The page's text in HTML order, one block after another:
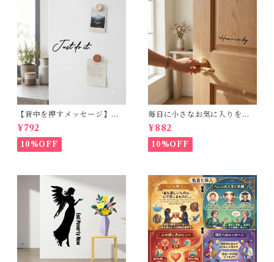
【背中を押すメッセージ】ウ
ォールステッカー：Just do it.
（横幅10cm）手書き風 カッ
ティングステッカー・転写シ
ール
¥792
10%OFF
毎日に小さなお気に入りを。
Have a nice day. おしゃれな
カリグラフィー風 転写ウォー
ルステッカー (幅15cm)
¥882
10%OFF